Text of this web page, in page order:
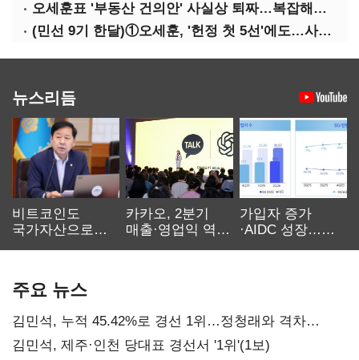
오세훈표 '부동산 건의안' 사실상 퇴짜…복잡해진 '재개발 31만호' 셈법
(민선 9기 한달)①오세훈, '헌정 첫 5선'에도…사법리스크·여소야대에 발목
뉴스리듬
비트코인도
국가자산으로…'
카카오, 2분기
매출·영업익 역대
가입자 증가
·AIDC 성장…
주요 뉴스
김민석, 누적 45.42%로 경선 1위…정청래와 격차
0.86%p(2보)
김민석, 제주·인천 당대표 경선서 '1위'(1보)